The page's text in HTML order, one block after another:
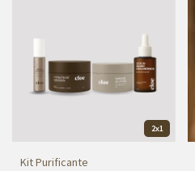
2x1
Kit Purificante